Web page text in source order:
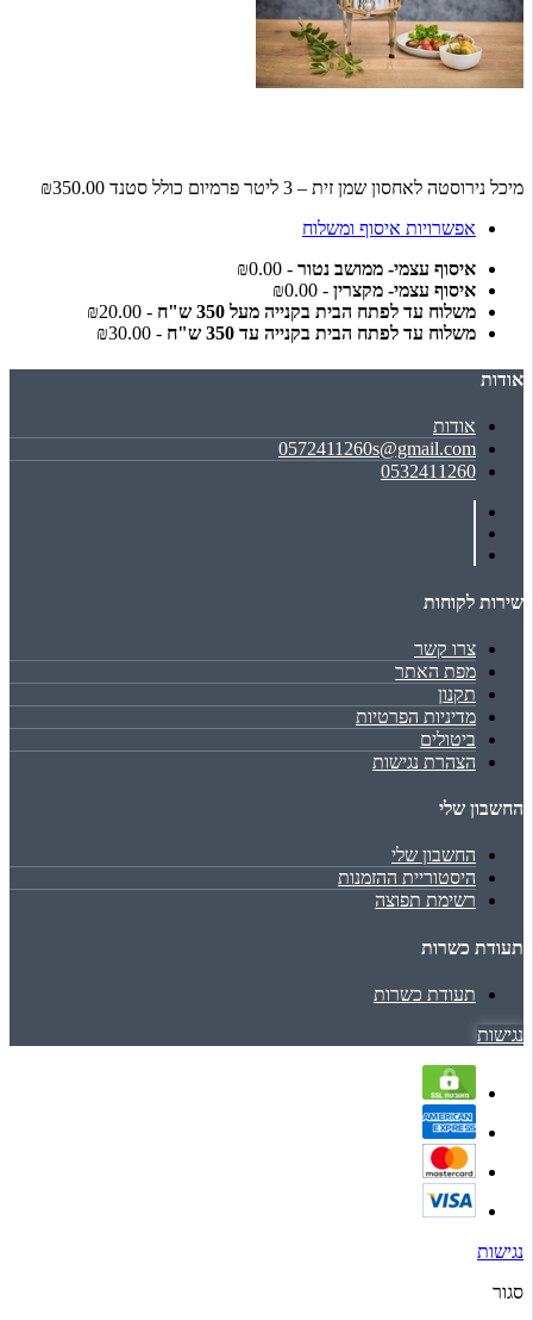
מיכל נירוסטה לאחסון שמן זית – 3 ליטר פרמיום כולל סטנד
₪350.00
אפשרויות איסוף ומשלוח
איסוף עצמי- ממושב נטור - ₪0.00
איסוף עצמי- מקצרין - ₪0.00
משלוח עד לפתח הבית בקנייה מעל 350 ש"ח
- ₪20.00
משלוח עד לפתח הבית בקנייה עד 350 ש"ח
- ₪30.00
אודות
אודות
0572411260s@gmail.com
0532411260
שירות לקוחות
צרו קשר
מפת האתר
תקנון
מדיניות הפרטיות
ביטולים
הצהרת נגישות
החשבון שלי
החשבון שלי
היסטוריית ההזמנות
רשימת תפוצה
תעודת כשרות
תעודת כשרות
נגישות
נגישות
סגור